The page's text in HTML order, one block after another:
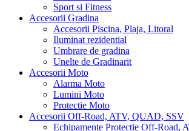
Sport si Fitness
Accesorii Gradina
Accesorii Piscina, Plaja, Litoral
Iluminat rezidential
Umbrare de gradina
Unelte de Gradinarit
Accesorii Moto
Alarma Moto
Lumini Moto
Protectie Moto
Accesorii Off-Road, ATV, QUAD, SSV
Echipamente Protectie Off-Road,